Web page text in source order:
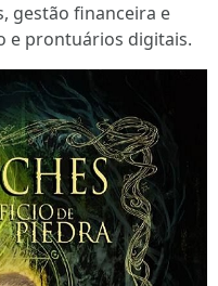
gestão financeira e
e prontuários digitais.